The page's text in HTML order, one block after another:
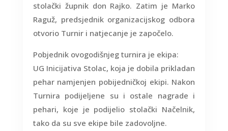
stolački župnik don Rajko. Zatim je Marko
Raguž, predsjednik organizacijskog odbora
otvorio Turnir i natjecanje je započelo.
Pobjednik ovogodišnjeg turnira je ekipa:
UG Inicijativa Stolac, koja je dobila prikladan
pehar namjenjen pobijedničkoj ekipi. Nakon
Turnira podijeljene su i ostale nagrade i
pehari, koje je podijelio stolački Načelnik,
tako da su sve ekipe bile zadovoljne.